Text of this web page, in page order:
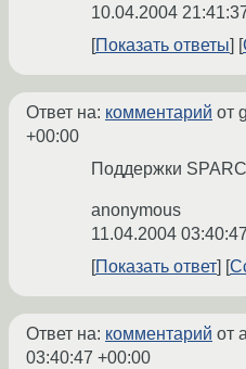
10.04.2004
Показать ответы
Ответ на: комментарий от
+00:00
Поддержки
anonymous
11.04.2004
Показать ответ
Ответ на: комментарий от
03:40:47 +00:00